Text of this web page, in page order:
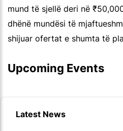
mund të sjellë deri në
dhënë mundësi të
shijuar ofertat e shumta të
Upcoming Events
Latest News